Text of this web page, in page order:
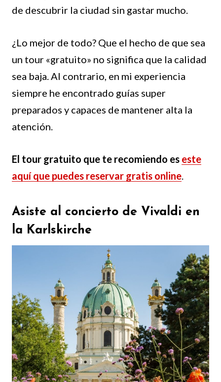
de descubrir la ciudad sin gastar mucho.
¿Lo mejor de todo? Que el hecho de que sea
un tour «gratuito» no significa que la calidad
sea baja. Al contrario, en mi experiencia
siempre he encontrado guías super
preparados y capaces de mantener alta la
atención.
El tour gratuito que te recomiendo es este
aquí que puedes reservar gratis online.
Asiste al concierto de Vivaldi en
la Karlskirche